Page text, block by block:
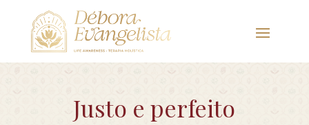
Justo e perfeito